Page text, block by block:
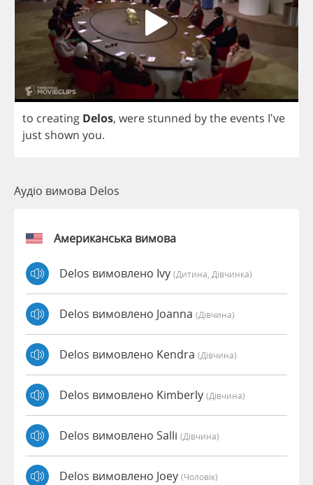
to creating Delos, were stunned bythe events I've
just shown you.
Аудіо вимова Delos
Американська вимова
Delos вимовлено Ivy (дитина, Дівчинка)
Delos вимовлено Joanna (дівчина)
Delos вимовлено Kendra (дівчина)
Delos вимовлено Kimberly (дівчина)
Delos вимовлено Salli (дівчина)
Delos вимовлено Joey (чоловік)